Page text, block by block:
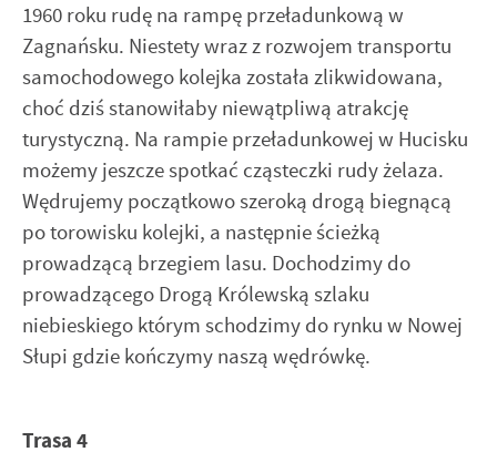
1960 roku rudę na rampę przeładunkową w
Zagnańsku. Niestety wraz z rozwojem transportu
samochodowego kolejka została zlikwidowana,
choć dziś stanowiłaby niewątpliwą atrakcję
turystyczną. Na rampie przeładunkowej w Hucisku
możemy jeszcze spotkać cząsteczki rudy żelaza.
Wędrujemy początkowo szeroką drogą biegnącą
po torowisku kolejki, a następnie ścieżką
prowadzącą brzegiem lasu. Dochodzimy do
prowadzącego Drogą Królewską szlaku
niebieskiego którym schodzimy do rynku w Nowej
Słupi gdzie kończymy naszą wędrówkę.
Trasa 4